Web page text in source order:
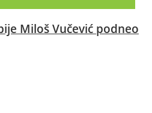
Miloš Vučević podneo